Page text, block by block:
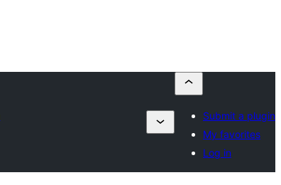
Submit a plugin
My favorites
Log in